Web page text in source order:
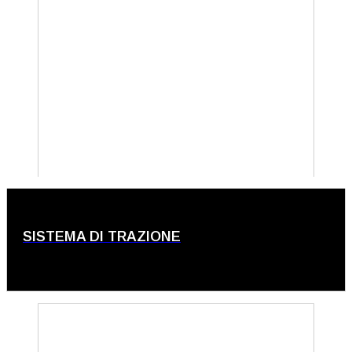
SISTEMA DI TRAZIONE